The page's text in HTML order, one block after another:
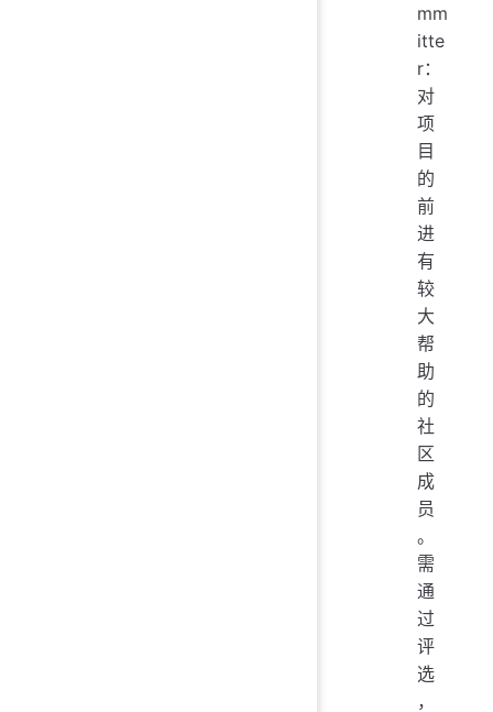
mm
itte
r：
对
项
目
的
前
进
有
较
大
帮
助
的
社
区
成
员
。
需
通
过
评
选
，